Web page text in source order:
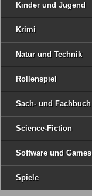
Kinder und Jugend
Krimi
Natur und Technik
Rollenspiel
Sach- und Fachbuch
Science-Fiction
Software und Games
Spiele